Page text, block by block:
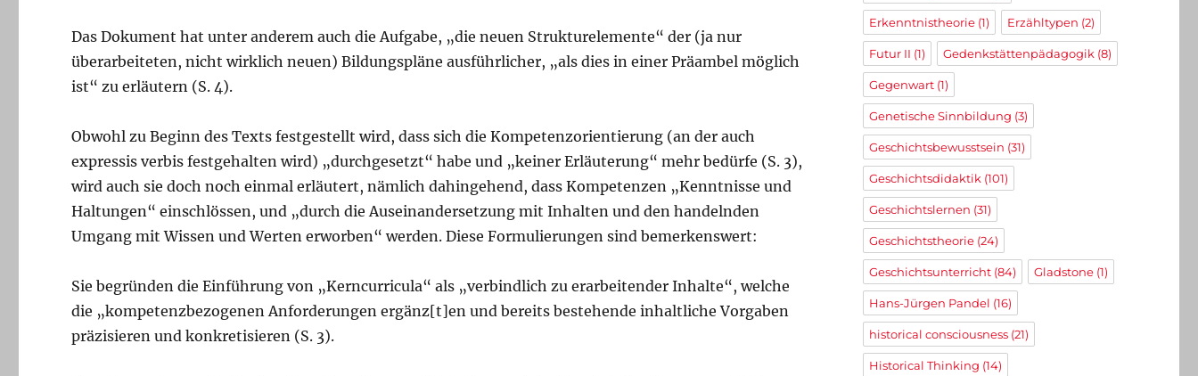
Das Dokument hat unter anderem auch die Aufgabe, „die neuen Strukturelemente“ der (ja nur
überarbeiteten, nicht wirklich neuen) Bildungspläne ausführlicher, „als dies in einer Präambel möglich
ist“ zu erläutern (S. 4).
Obwohl zu Beginn des Texts festgestellt wird, dass sich die Kompetenzorientierung (an der auch
expressis verbis festgehalten wird) „durchgesetzt“ habe und „keiner Erläuterung“ mehr bedürfe (S. 3),
wird auch sie doch noch einmal erläutert, nämlich dahingehend, dass Kompetenzen „Kenntnisse und
Haltungen“ einschlössen, und „durch die Auseinandersetzung mit Inhalten und den handelnden
Umgang mit Wissen und Werten erworben“ werden. Diese Formulierungen sind bemerkenswert:
Sie begründen die Einführung von „Kerncurricula“ als „verbindlich zu erarbeitender Inhalte“, welche
die „kompetenzbezogenen Anforderungen ergänz[t]en und bereits bestehende inhaltliche Vorgaben
präzisieren und konkretisieren (S. 3).
Erkenntnistheorie(1) Erzähltypen (2)
Futur II (1) Gedenkstättenpädagogik (8)
Gegenwart(1)
Genetische Sinnbildung (3)
Geschichtsbewusstsein (31)
Geschichtsdidaktik (101)
Geschichtslernen (31)
Geschichtstheorie(24)
Geschichtsunterricht(84) Gladstone(1)
Hans-Jürgen Pandel (16)
historical consciousness(21)
Historical Thinking (14)